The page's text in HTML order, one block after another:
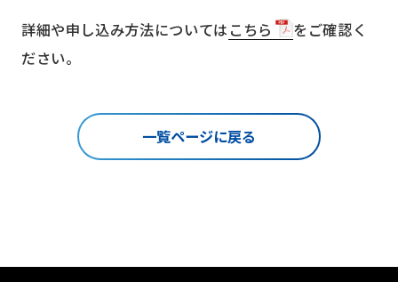
詳細や申し込み方法については こちら
をご確認く
ださい。
一覧ページに戻る